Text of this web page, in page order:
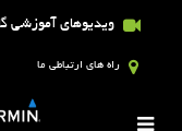
ویدیوهای آموزشی
راه های ارتباطی ما